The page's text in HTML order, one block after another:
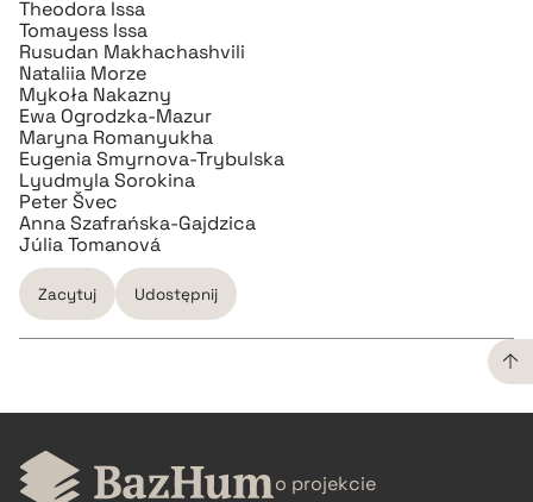
Theodora Issa
Tomayess Issa
Rusudan Makhachashvili
Nataliia Morze
Mykoła Nakazny
Ewa Ogrodzka-Mazur
Maryna Romanyukha
Eugenia Smyrnova-Trybulska
Lyudmyla Sorokina
Peter Švec
Anna Szafrańska-Gajdzica
Júlia Tomanová
Zacytuj Udostępnij
CZYSTY TEKST
pobierz cytat o projekcie